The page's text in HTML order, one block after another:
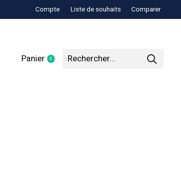
Compte Liste de souhaits Comparer
Panier 0items